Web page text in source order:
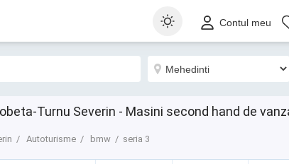
Contul meu
Turnu Severin - Masini second hand de
Autoturisme bmw seria 3
Sortează